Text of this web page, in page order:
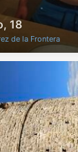
18
de la Frontera